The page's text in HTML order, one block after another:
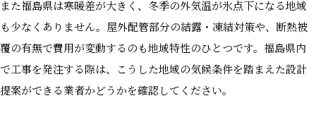
また福島県は寒暖差が大きく、冬季の外気温が氷点下になる地域
も少なくありません。屋外配管部分の結露・凍結対策や、断熱被
覆の有無で費用が変動するのも地域特性のひとつです。福島県内
で工事を発注する際は、こうした地域の気候条件を踏まえた設計
提案ができる業者かどうかを確認してください。